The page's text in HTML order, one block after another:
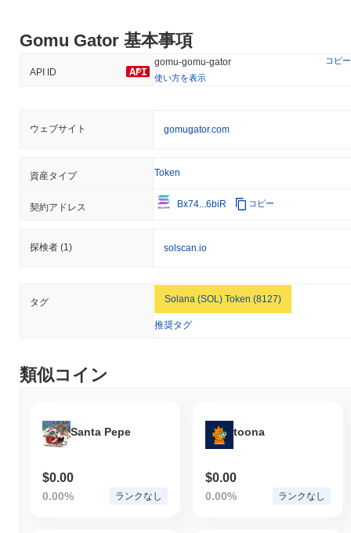
Gomu Gator 基本事項
API ID
gomu-gomu-gator
コピー
使い方を表示
ウェブサイト gomugator.com
資産タイプ Token
契約アドレス Bx74...6biR コピー
探検者 (1) solscan.io
タグ Solana (SOL) Token (8127)
推奨タグ
類似コイン
Santa Pepe
$0.00
0.00% ランクなし
toona
$0.00
0.00% ランクなし